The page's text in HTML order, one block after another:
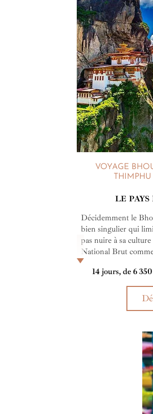
VOYAGE
LE
Décidemment le
bien singulier qui
pas nuire à sa
National Brut
développement. Il est
interdit de fumer
autochtones ! C'est
fumer et d'aller voir !
14 jours, de 6